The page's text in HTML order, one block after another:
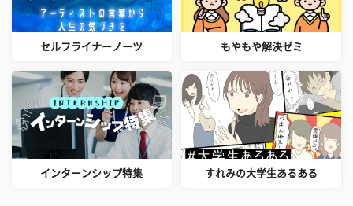
セルフライナーノーツ もやもや解決ゼミ
インターンシップ特集 すれみの大学生あるある